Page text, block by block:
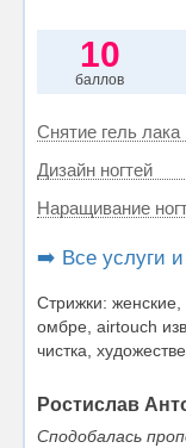
10
баллов
Снятие гель лака
Дизайн ногтей
Наращивание
➡️ Все услуги
Стрижки:
омбре, airtouch
чистка,
Ростислав
Сподобалась